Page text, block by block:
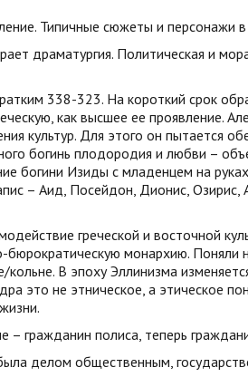
Типичные сюжеты и персонажи
драматургия. Политическая и
338-323. На короткий срок
как высшее ее проявление.
культур. Для этого он пытается
богинь плодородия и любви –
богини Изиды с младенцем на
– Аид, Посейдон, Дионис, Озирис,
греческой и восточной
бюрократическую монархию. Поняли
кольне. В эпоху Эллинизма
это не этническое, а этическое
– гражданин полиса, теперь
делом общественным,